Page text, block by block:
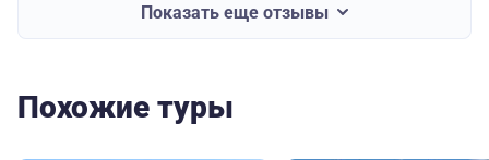
Показать еще отзывы
Похожие туры